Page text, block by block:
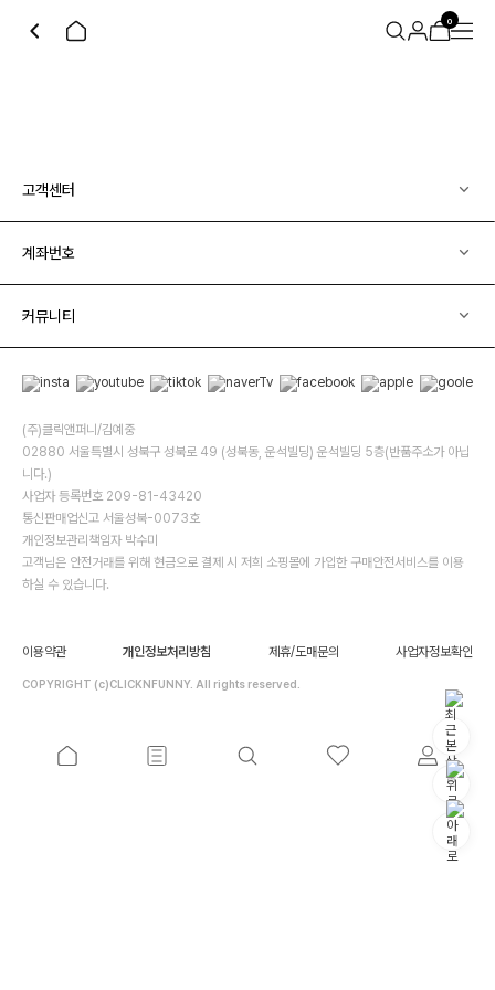
0
고객센터
계좌번호
커뮤니티
(주)클릭앤퍼니/김예중
02880 서울특별시 성북구 성북로 49 (성북동, 운석빌딩) 운석빌딩 5층(반품주소가 아닙
니다.)
사업자 등록번호 209-81-43420
통신판매업신고 서울성북-0073호
개인정보관리책임자 박수미
고객님은 안전거래를 위해 현금으로 결제 시 저희 소핑몰에 가입한 구매안전서비스를 이용
하실 수 있습니다.
이용약관 개인정보처리방침 제휴/도매문의 사업자정보확인
COPYRIGHT (c)CLICKNFUNNY. All rights reserved.